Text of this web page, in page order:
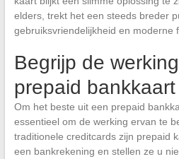
elders, trekt het een steeds breder
gebruiksvriendelijkheid en moderne
Begrijp de
prepaid bankkaart
Om het beste uit een prepaid
essentieel om de werking ervan te
traditionele creditcards zijn prepaid
een bankrekening en stellen ze u